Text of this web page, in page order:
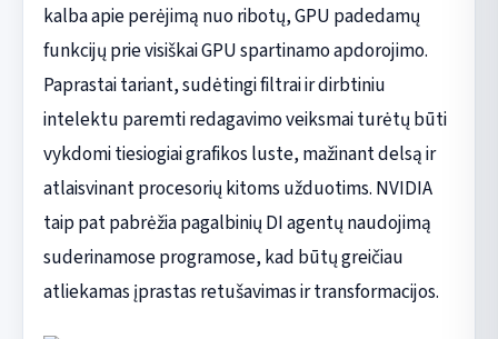
kalba apie perėjimą nuo ribotų, GPU padedamų
funkcijų prie visiškai GPU spartinamo apdorojimo.
Paprastai tariant, sudėtingi filtrai ir dirbtiniu
intelektu paremti redagavimo veiksmai turėtų būti
vykdomi tiesiogiai grafikos luste, mažinant delsą ir
atlaisvinant procesorių kitoms užduotims. NVIDIA
taip pat pabrėžia pagalbinių DI agentų naudojimą
suderinamose programose, kad būtų greičiau
atliekamas įprastas retušavimas ir transformacijos.